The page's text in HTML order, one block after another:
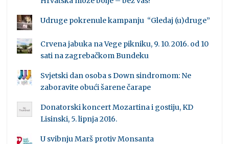
Udruge pokrenule kampanju “Gledaj (u)druge”
Crvena jabuka na Vege pikniku, 9. 10. 2016. od 10
sati na zagrebačkom Bundeku
Svjetski dan osoba s Down sindromom: Ne
zaboravite obući šarene čarape
Donatorski koncert Mozartina i gostiju, KD
Lisinski, 5. lipnja 2016.
U svibnju Marš protiv Monsanta